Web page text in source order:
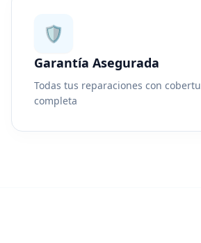
🛡️
Garantía Asegurada
Todas tus reparaciones con
completa